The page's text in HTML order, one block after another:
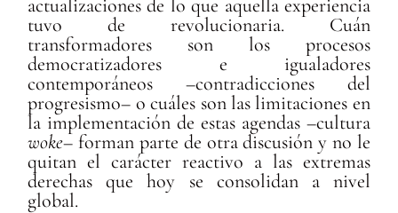
actualizaciones de lo que aquella experiencia
tuvo de revolucionaria. Cuán
transformadores son los procesos
democratizadores e igualadores
contemporáneos –contradicciones del
progresismo– o cuáles son las limitaciones en
la implementación de estas agendas –cultura
woke– forman parte de otra discusión y no le
quitan el carácter reactivo a las extremas
derechas que hoy se consolidan a nivel
global.